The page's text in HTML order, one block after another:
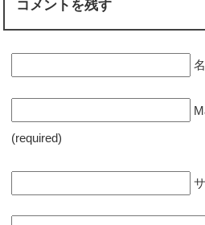
コメントを残す
(required)